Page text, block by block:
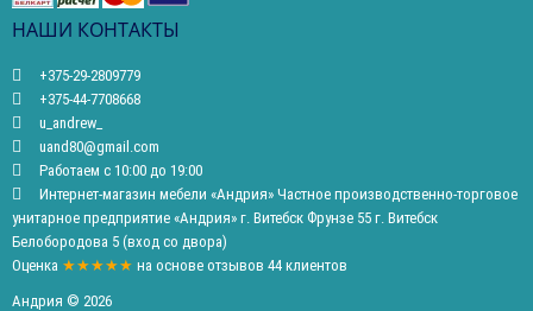
НАШИ КОНТАКТЫ
+375-29-2809779
+375-44-7708668
u_andrew_
uand80@gmail.com
Работаем с 10:00 до 19:00
Интернет-магазин мебели «Андрия» Частное производственно-торговое
унитарное предприятие «Андрия» г. Витебск Фрунзе 55 г. Витебск
Белобородова 5 (вход со двора)
Оценка ★★★★★ на основе отзывов 44 клиентов
Андрия © 2026